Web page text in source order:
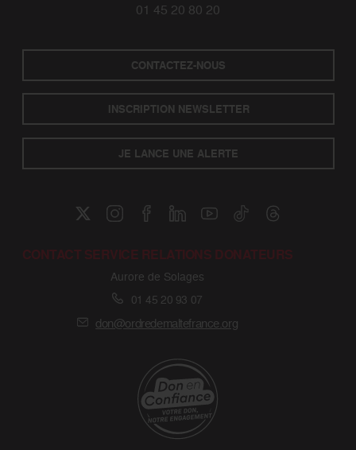
01 45 20 80 20
CONTACTEZ-NOUS
INSCRIPTION NEWSLETTER
JE LANCE UNE ALERTE
CONTACT SERVICE RELATIONS DONATEURS
Aurore de Solages
01 45 20 93 07
don@ordredemaltefrance.org